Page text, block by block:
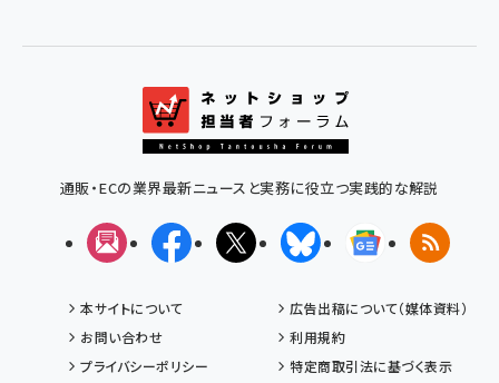
通販・ECの業界最新ニュースと実務に役立つ実践的な解説
メルマガFacebookX(エックス)BlueskyGoogleニュ
RSS
本サイトについて
広告出稿について（媒体資料）
お問い合わせ
利用規約
プライバシーポリシー
特定商取引法に基づく表示